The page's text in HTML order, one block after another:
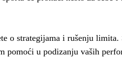
o strategijama i rušenju
pomoći u podizanju vaših